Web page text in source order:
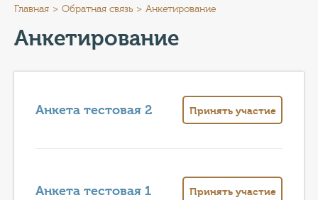
ПРЕСС-ЦЕНТР
ТУРИСТАМ
ТАРИФЫ
КАТАЛОГ УСЛУГ
Главная Обратная связь Анкетирование
Анкетирование
Анкета тестовая 2 Принять участие
Анкета тестовая 1 Принять участие